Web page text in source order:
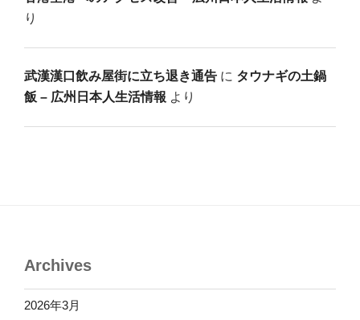
り
武漢漢口飲み屋街に立ち退き通告 に タウナギの土鍋
飯 – 広州日本人生活情報 より
Archives
2026年3月